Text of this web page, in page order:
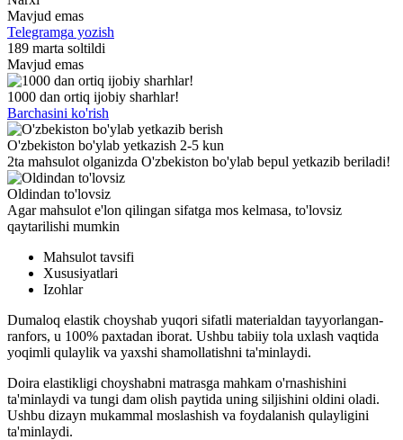
Mavjud emas
Telegramga yozish
189 marta soltildi
Mavjud emas
1000 dan ortiq ijobiy sharhlar!
Barchasini ko'rish
O'zbekiston bo'ylab yetkazish 2-5 kun
2ta mahsulot olganizda O'zbekiston bo'ylab bepul yetkazib beriladi!
Oldindan to'lovsiz
Agar mahsulot e'lon qilingan sifatga mos kelmasa, to'lovsiz
qaytarilishi mumkin
Mahsulot tavsifi
Xususiyatlari
Izohlar
Dumaloq elastik choyshab yuqori sifatli materialdan tayyorlangan-
ranfors, u 100% paxtadan iborat. Ushbu tabiiy tola uxlash vaqtida
yoqimli qulaylik va yaxshi shamollatishni ta'minlaydi.
Doira elastikligi choyshabni matrasga mahkam o'rnashishini
ta'minlaydi va tungi dam olish paytida uning siljishini oldini oladi.
Ushbu dizayn mukammal moslashish va foydalanish qulayligini
ta'minlaydi.